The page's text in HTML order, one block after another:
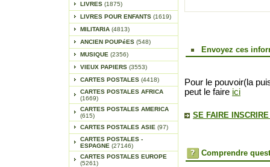
LIVRES (1875)
LIVRES POUR ENFANTS (1619)
MILITARIA (4813)
ANCIEN POUPéES (548)
MUSIQUE (2356)
VIEUX PAPIERS (3553)
CARTES POSTALES (4418)
CARTES POSTALES AFRICA
(1669)
CARTES POSTALES AMERICA
(615)
CARTES POSTALES ASIE (97)
CARTES POSTALES -
ESPAGNE (27146)
CARTES POSTALES EUROPE
(5261)
Envoyez ces
Pour le pouvoir(la
peut le faire ici
SE FAIRE
Comprendre